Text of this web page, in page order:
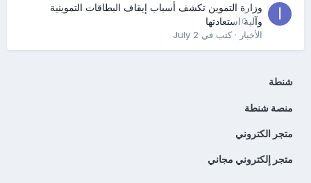
0
وزارة التموين تكشف أسباب إيقاف البطاقات التموينية
وآلية استعادتها
الأخبار· كتب في July 2
شنطة
منصة شنطة
متجر الكتروني
متجر إلكتروني مجاني